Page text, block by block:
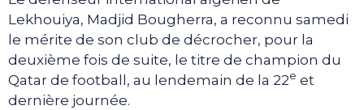
Lekhouiya, Madjid Bougherra, a reconnu samedi
le mérite de son club de décrocher, pour la
deuxième fois de suite, le titre de champion du
Qatar de football, au lendemain de la 22e et
dernière journée.